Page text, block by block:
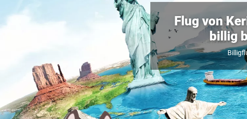
Flug von
billig